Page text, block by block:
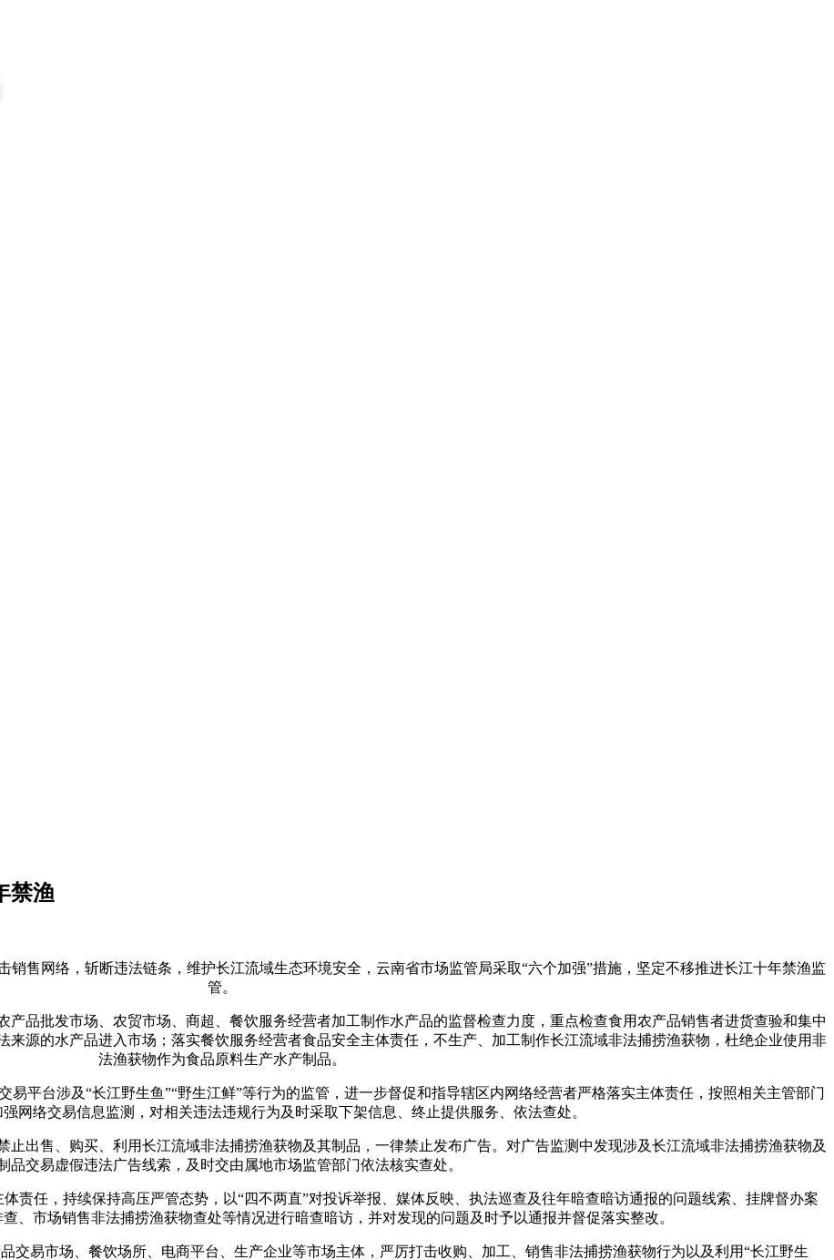
禁渔
网络，斩断违法链条，维护长江流域生态环境安全，云南省市场监管局采取“六个加强”措施，坚定不移推进长江十年禁渔监
管。
批发市场、农贸市场、商超、餐饮服务经营者加工制作水产品的监督检查力度，重点检查食用农产品销售者进货查验和集中
源的水产品进入市场；落实餐饮服务经营者食品安全主体责任，不生产、加工制作长江流域非法捕捞渔获物，杜绝企业使用非
法渔获物作为食品原料生产水产制品。
台涉及“长江野生鱼”“野生江鲜”等行为的监管，进一步督促和指导辖区内网络经营者严格落实主体责任，按照相关主管部门
网络交易信息监测，对相关违法违规行为及时采取下架信息、终止提供服务、依法查处。
售、购买、利用长江流域非法捕捞渔获物及其制品，一律禁止发布广告。对广告监测中发现涉及长江流域非法捕捞渔获物及
品交易虚假违法广告线索，及时交由属地市场监管部门依法核实查处。
任，持续保持高压严管态势，以“四不两直”对投诉举报、媒体反映、执法巡查及往年暗查暗访通报的问题线索、挂牌督办案
、市场销售非法捕捞渔获物查处等情况进行暗查暗访，并对发现的问题及时予以通报并督促落实整改。
易市场、餐饮场所、电商平台、生产企业等市场主体，严厉打击收购、加工、销售非法捕捞渔获物行为以及利用“长江野生